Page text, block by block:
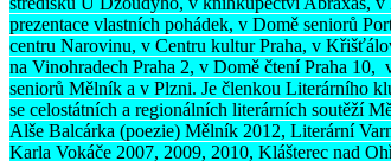
prezentace vlastních pohádek, v Domě seniorů
centru Narovinu, v Centru kultur Praha, v
na Vinohradech Praha 2, v Domě čtení Praha
seniorů Mělník a v Plzni. Je členkou Literárního
se celostátních a regionálních literárních soutěží
Alše Balcárka (poezie) Mělník 2012, Literární
Karla Vokáče 2007, 2009, 2010, Klášterec nad